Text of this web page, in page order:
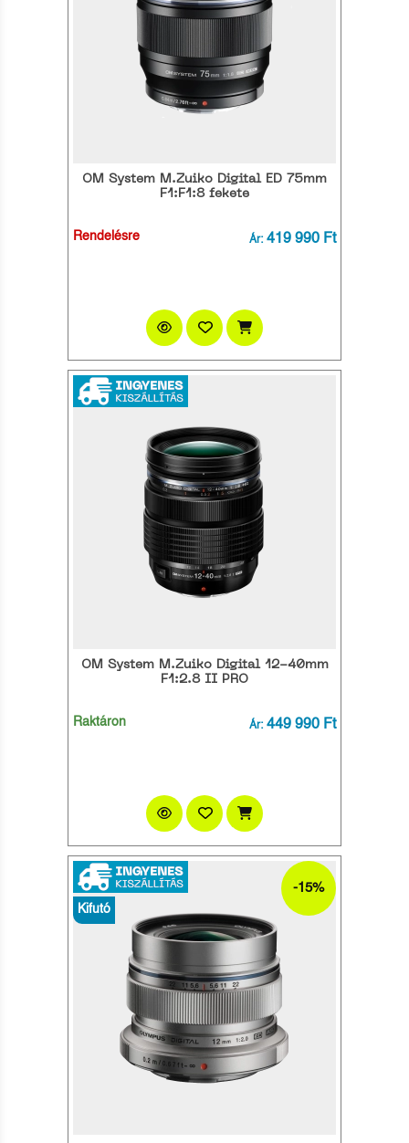
OM System M.Zuiko Digital ED 75mm
F1:F1:8 fekete
Rendelésre Ár: 419 990 Ft
OM System M.Zuiko Digital 12-40mm
F1:2.8 II PRO
Raktáron Ár: 449 990 Ft
Kifutó
-15%